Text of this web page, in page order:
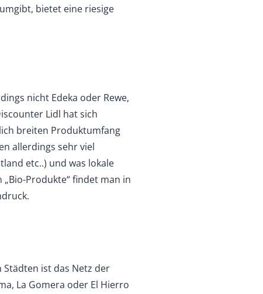
bietet eine riesige
nicht Edeka oder Rewe,
Lidl hat sich
breiten Produktumfang
allerdings sehr viel
etc..) und was lokale
Produkte“ findet man in
ist das Netz der
La Gomera oder El Hierro